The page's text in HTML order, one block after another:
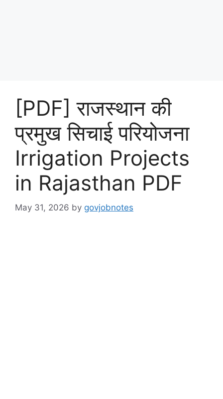
[PDF] राजस्थान की
प्रमुख सिचाई परियोजना
Irrigation Projects
in Rajasthan PDF
May 31, 2026 by govjobnotes